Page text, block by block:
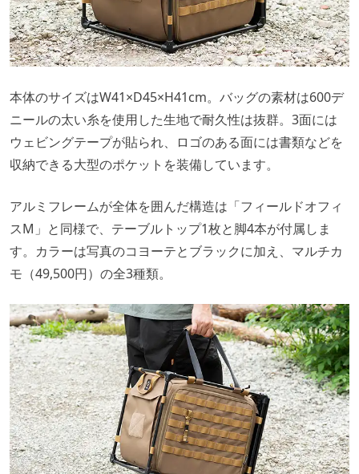
本体のサイズはW41×D45×H41cm。バッグの素材は600デ
ニールの太い糸を使用した生地で耐久性は抜群。3面には
ウェビングテープが貼られ、ロゴのある面には書類などを
収納できる大型のポケットを装備しています。
アルミフレームが全体を囲んだ構造は「フィールドオフィ
スM」と同様で、テーブルトップ1枚と脚4本が付属しま
す。カラーは写真のコヨーテとブラックに加え、マルチカ
モ（49,500円）の全3種類。